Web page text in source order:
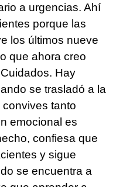
a urgencias. Ahí
porque las
los últimos nueve
que ahora creo
Hay
se trasladó a la
convives tanto
emocional es
confiesa que
y sigue
se encuentra a